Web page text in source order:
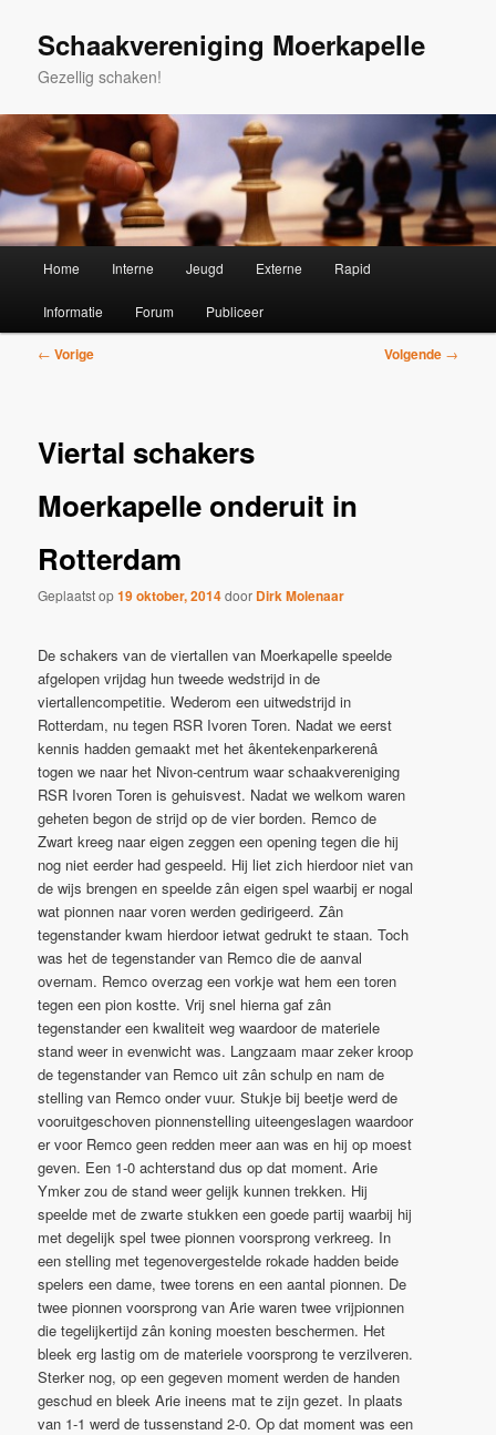
primaire
Schaakvereniging Moerkapelle
Gezellig schaken!
Home Interne Jeugd Externe Rapid
Informatie Forum Publiceer
Bericht
← Vorige Volgende →
Viertal schakers
Moerkapelle onderuit in
Rotterdam
Geplaatst op19 oktober, 2014door Dirk Molenaar
De schakers van de viertallen van Moerkapelle speelde
afgelopen vrijdag hun tweede wedstrijd in de
viertallencompetitie. Wederom een uitwedstrijd in
Rotterdam, nu tegen RSR Ivoren Toren. Nadat we eerst
kennis hadden gemaakt met het âkentekenparkerenâ
togen we naar het Nivon-centrum waar schaakvereniging
RSR Ivoren Toren is gehuisvest. Nadat we welkom waren
geheten begon de strijd op de vier borden. Remco de
Zwart kreeg naar eigen zeggen een opening tegen die hij
nog niet eerder had gespeeld. Hij liet zich hierdoor niet van
de wijs brengen en speelde zân eigen spel waarbij er nogal
wat pionnen naar voren werden gedirigeerd. Zân
tegenstander kwam hierdoor ietwat gedrukt te staan. Toch
was het de tegenstander van Remco die de aanval
overnam. Remco overzag een vorkje wat hem een toren
tegen een pion kostte. Vrij snel hierna gaf zân
tegenstander een kwaliteit weg waardoor de materiele
stand weer in evenwicht was. Langzaam maar zeker kroop
de tegenstander van Remco uit zân schulp en nam de
stelling van Remco onder vuur. Stukje bij beetje werd de
vooruitgeschoven pionnenstelling uiteengeslagen waardoor
er voor Remco geen redden meer aan was en hij op moest
geven. Een 1-0 achterstand dus op dat moment. Arie
Ymker zou de stand weer gelijk kunnen trekken. Hij
speelde met de zwarte stukken een goede partij waarbij hij
met degelijk spel twee pionnen voorsprong verkreeg. In
een stelling met tegenovergestelde rokade hadden beide
spelers een dame, twee torens en een aantal pionnen. De
twee pionnen voorsprong van Arie waren twee vrijpionnen
die tegelijkertijd zân koning moesten beschermen. Het
bleek erg lastig om de materiele voorsprong te verzilveren.
Sterker nog, op een gegeven moment werden de handen
geschud en bleek Arie ineens mat te zijn gezet. In plaats
van 1-1 werd de tussenstand 2-0. Op dat moment was een